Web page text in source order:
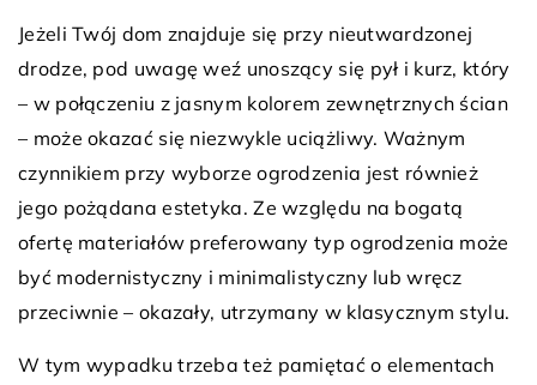
Jeżeli Twój dom znajduje się przy nieutwardzonej
drodze, pod uwagę weź unoszący się pył i kurz, który
– w połączeniu z jasnym kolorem zewnętrznych ścian
– może okazać się niezwykle uciążliwy. Ważnym
czynnikiem przy wyborze ogrodzenia jest również
jego pożądana estetyka. Ze względu na bogatą
ofertę materiałów preferowany typ ogrodzenia może
być modernistyczny i minimalistyczny lub wręcz
przeciwnie – okazały, utrzymany w klasycznym stylu.
W tym wypadku trzeba też pamiętać o elementach